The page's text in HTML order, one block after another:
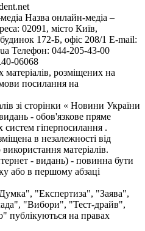
Назва онлайн-медіа –
02091, місто Київ,
172-Б, офіс 208/1 E-mail:
Телефон: 044-205-43-00
06068
розміщених на
посилання на
зі сторінки « Новини України
- обов'язкове пряме
гіперпосилання .
в незалежності від
матеріалів.
- видань) - повинна бути
або в першому абзаці
"Експертиза", "Заява",
"Вибори", "Тест-драйв",
на правах